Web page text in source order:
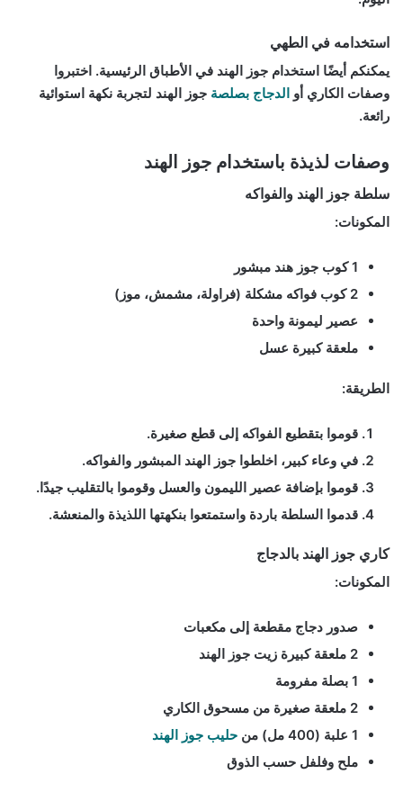
استخدامه في الطهي
يمكنكم أيضًا استخدام جوز الهند في الأطباق الرئيسية. اختبروا
وصفات الكاري أو الدجاج بصلصة جوز الهند لتجربة نكهة استوائية
رائعة.
وصفات لذيذة باستخدام جوز الهند
سلطة جوز الهند والفواكه
المكونات:
1 كوب جوز هند مبشور
2 كوب فواكه مشكلة (فراولة، مشمش، موز)
عصير ليمونة واحدة
ملعقة كبيرة عسل
الطريقة:
قوموا بتقطيع الفواكه إلى قطع صغيرة.
في وعاء كبير، اخلطوا جوز الهند المبشور والفواكه.
قوموا بإضافة عصير الليمون والعسل وقوموا بالتقليب جيدًا.
قدموا السلطة باردة واستمتعوا بنكهتها اللذيذة والمنعشة.
كاري جوز الهند بالدجاج
المكونات:
صدور دجاج مقطعة إلى مكعبات
2 ملعقة كبيرة زيت جوز الهند
1 بصلة مفرومة
2 ملعقة صغيرة من مسحوق الكاري
1 علبة (400 مل) من
حليب جوز الهند
ملح وفلفل حسب الذوق